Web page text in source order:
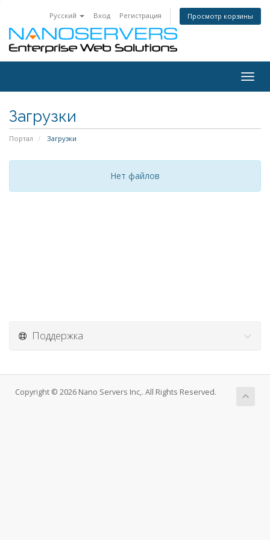
Русский Вход Регистрация Просмотр корзины
Загрузки
Портал Загрузки
Нет файлов
Поддержка
Copyright © 2026 Nano Servers Inc,. All Rights Reserved.